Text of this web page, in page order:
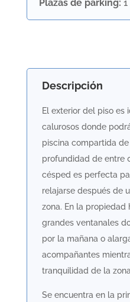
Plazas de parking: 1
Descripción
El exterior del piso es
calurosos donde
piscina compartida
profundidad de entre
césped es perfecta
relajarse después de
zona. En la propiedad
grandes ventanales
por la mañana o
acompañantes
tranquilidad de la
Se encuentra en la